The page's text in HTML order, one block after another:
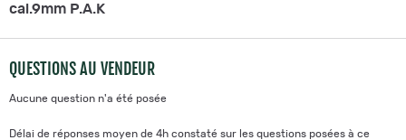
cal.9mm P.A.K
QUESTIONS AU VENDEUR
Aucune question n'a été posée
Délai de réponses moyen de 4h constaté sur les questions posées à ce